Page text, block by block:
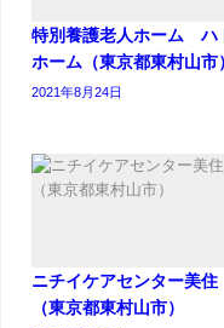
特別養護老人ホーム ハ
ホーム（東京都東村山市
2021年8月24日
ニチイケアセンター美住
（東京都東村山市）